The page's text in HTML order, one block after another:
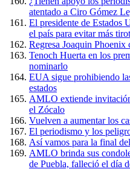
atentado a Ciro Gómez
El presidente de Estados
el país para evitar más
Regresa Joaquin Phoenix
Tenoch Huerta en los
nominarlo
EUA sigue prohibiendo
estados
AMLO extiende
el Zócalo
Vuelven a aumentar los
El periodismo y los
Así vamos para la final
AMLO brinda sus
de Puebla, falleció el día